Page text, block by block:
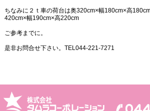
ちなみに２ｔ車の荷台は奥320cm×幅180cm×高
420cm×幅190cm×高220cm
ご参考までに。
是非お問合せ下さい。TEL044-221-7271